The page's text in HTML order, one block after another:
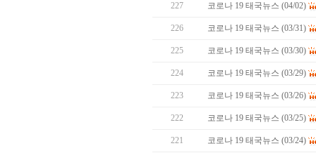
227 코로나 19 태국뉴스 (04/02)
226 코로나 19 태국뉴스 (03/31)
225 코로나 19 태국뉴스 (03/30)
224 코로나 19 태국뉴스 (03/29)
223 코로나 19 태국뉴스 (03/26)
222 코로나 19 태국뉴스 (03/25)
221 코로나 19 태국뉴스 (03/24)